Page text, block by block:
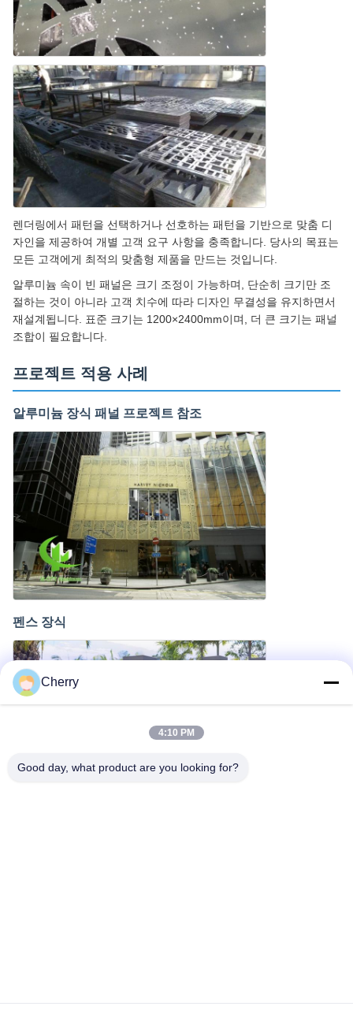
렌더링에서 패턴을 선택하거나 선호하는 패턴을 기반으로 맞춤 디
자인을 제공하여 개별 고객 요구 사항을 충족합니다. 당사의 목표는
모든 고객에게 최적의 맞춤형 제품을 만드는 것입니다.
알루미늄 속이 빈 패널은 크기 조정이 가능하며, 단순히 크기만 조
절하는 것이 아니라 고객 치수에 따라 디자인 무결성을 유지하면서
재설계됩니다. 표준 크기는 1200×2400mm이며, 더 큰 크기는 패널
조합이 필요합니다.
프로젝트 적용 사례
알루미늄 장식 패널 프로젝트 참조
펜스 장식
Cherry
4:10 PM
Good day, what product are you looking for?